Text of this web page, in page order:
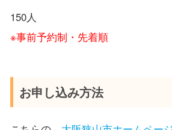
150人
※事前予約制・先着順
お申し込み方法